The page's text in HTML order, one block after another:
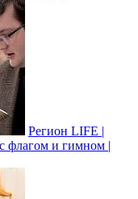
Регион LIFE |
флагом и гимном |